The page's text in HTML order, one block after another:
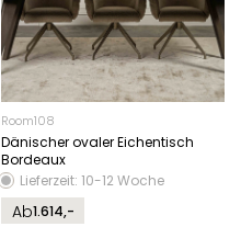
Room108
Dänischer ovaler Eichentisch
Bordeaux
Lieferzeit: 10-12 Woche
Ab1.614,-